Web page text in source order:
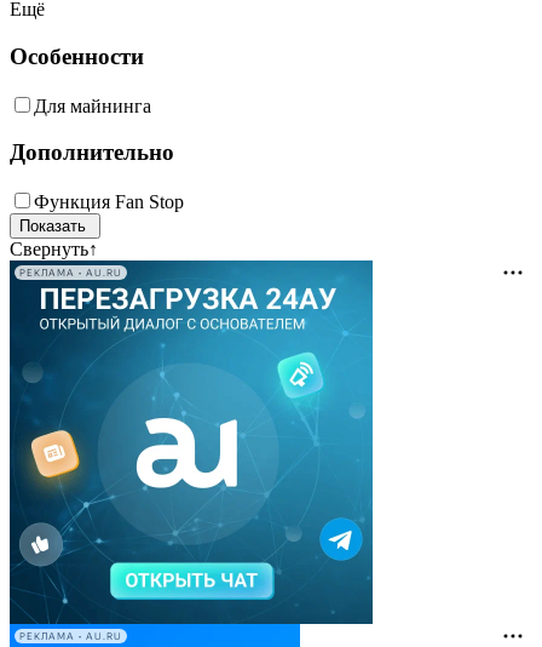
Ещё
Особенности
Для майнинга
Дополнительно
Функция Fan Stop
Свернуть↑
РЕКЛАМА • AU.RU
РЕКЛАМА • AU.RU